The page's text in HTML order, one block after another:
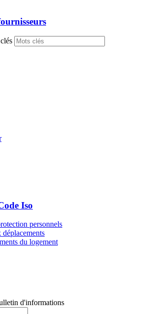
Iso
personnels
déplacements
du logement
d'informations